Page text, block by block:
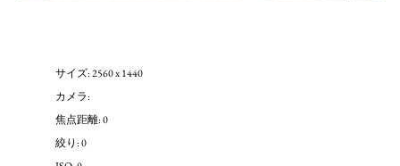
サイズ: 2560 x 1440
カメラ:
焦点距離: 0
絞り: 0